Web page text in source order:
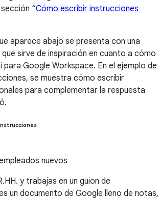
“Cómo escribir instrucciones
aparece abajo se presenta con una
sirve de inspiración en cuanto a cómo
para Google Workspace. En el ejemplo de
se muestra cómo escribir
para complementar la respuesta
nuevos
y trabajas en un guion de
un documento de Google lleno de notas,